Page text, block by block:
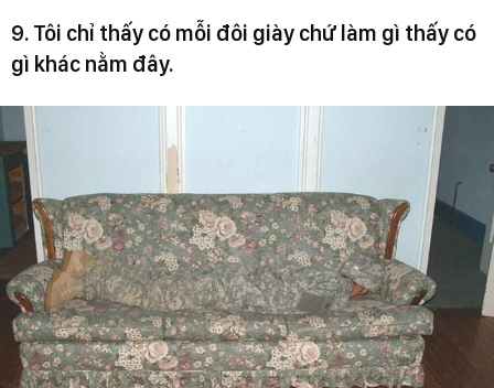
9. Tôi chỉ thấy có mỗi đôi giày chứ làm gì thấy có
gì khác nằm đây.